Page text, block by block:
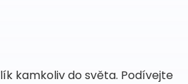
kamkoliv do světa. Podívejte